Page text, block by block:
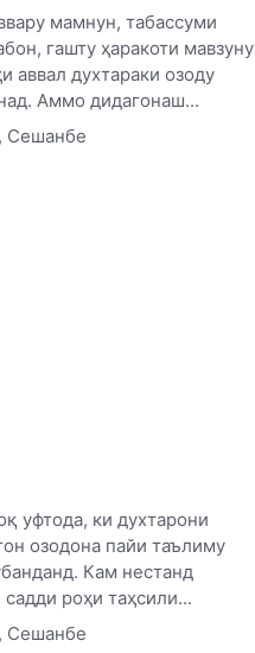
мамнун, табассуми
гашту ҳаракоти мавзуну
аввал духтараки озоду
Аммо дидагонаш...
Сешанбе
уфтода, ки духтарони
озодона пайи таълиму
Кам нестанд
роҳи таҳсили...
Сешанбе